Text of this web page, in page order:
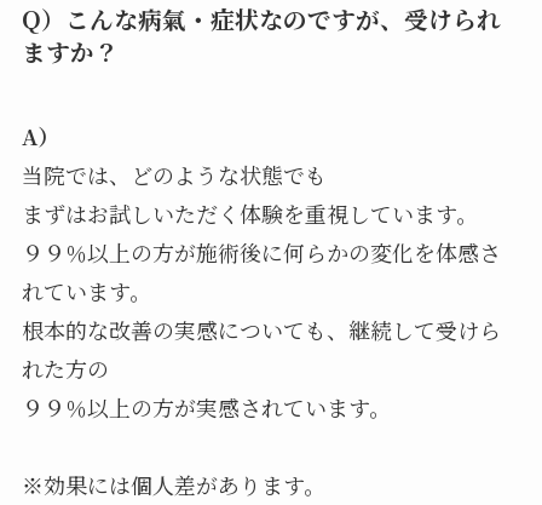
Q）こんな病氣・症状なのですが、受けられ
ますか？
A）
当院では、どのような状態でも
まずはお試しいただく体験を重視しています。
９９％以上の方が施術後に何らかの変化を体感さ
れています。
根本的な改善の実感についても、継続して受けら
れた方の
９９％以上の方が実感されています。
※効果には個人差があります。